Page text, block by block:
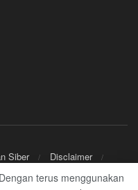
Siber
Disclaimer
terus menggunakan